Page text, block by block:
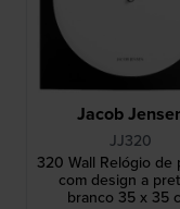
Jacob
JJ320
320 Wall Relógio de
com design a
branco 35 x 35